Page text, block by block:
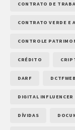
CONTRATO DE
CONTRATO VERDE E
CONTROLE
CRÉDITO
DARF DCTFWEB
DIGITAL INFLUENCER
DÍVIDAS